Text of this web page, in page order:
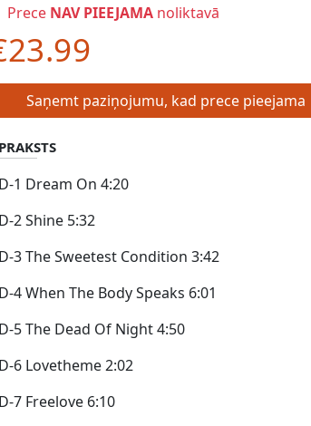
Prece NAV PIEEJAMA noliktavā
Saņemt paziņojumu, kad prece pieejama
1 Dream On 4:20
2 Shine 5:32
3 The Sweetest Condition 3:42
4 When The Body Speaks 6:01
5 The Dead Of Night 4:50
6 Lovetheme 2:02
7 Freelove 6:10